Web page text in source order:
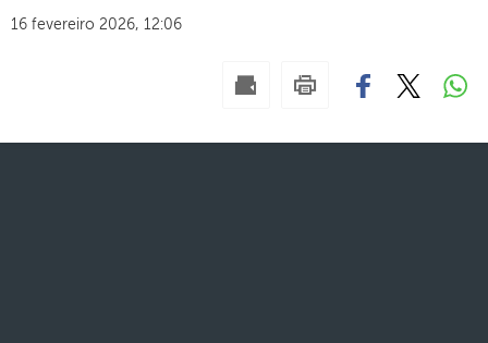
16 fevereiro 2026, 12:06